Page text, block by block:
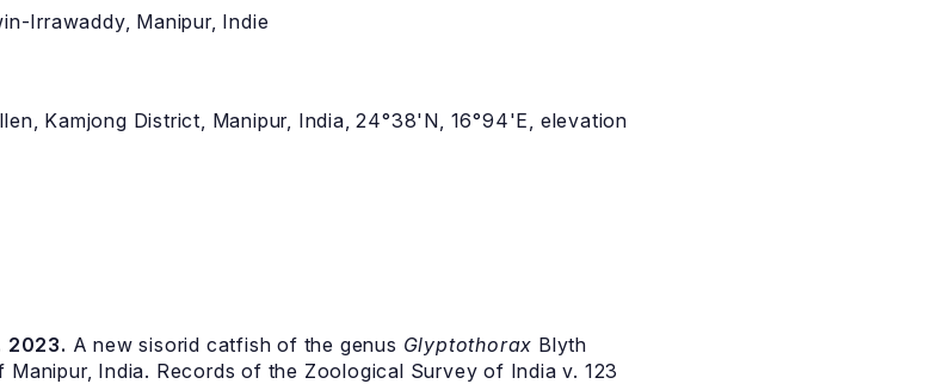
Irrawaddy, Manipur, Indie
Kamjong District, Manipur, India, 24°38'N, 16°94'E, elevation
2023. A new sisorid catfish of the genus Glyptothorax Blyth
India. Records of the Zoological Survey of India v. 123